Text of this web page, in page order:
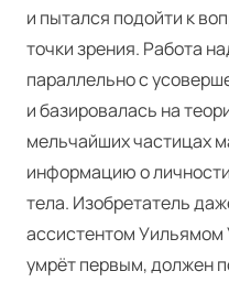
и пытался подойти к
точки зрения. Работа
параллельно с
и базировалась на
мельчайших частицах
информацию о
тела. Изобретатель
ассистентом Уильямом
умрёт первым, должен